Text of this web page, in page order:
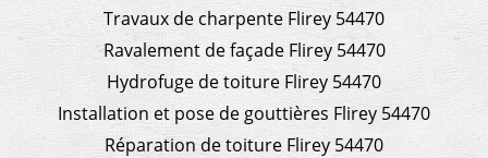
Travaux de charpente Flirey 54470
Ravalement de façade Flirey 54470
Hydrofuge de toiture Flirey 54470
Installation et pose de gouttières Flirey 54470
Réparation de toiture Flirey 54470